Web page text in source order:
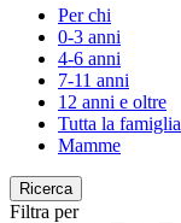
Per chi
0-3 anni
4-6 anni
7-11 anni
12 anni e oltre
Tutta la famiglia
Mamme
Ricerca
Filtra per